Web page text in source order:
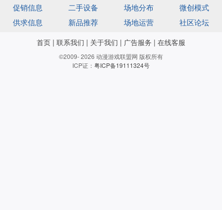
促销信息
二手设备 场地分布
微创模式
供求信息
新品推荐 场地运营 社区论坛
首页 | 联系我们 | 关于我们 | 广告服务 | 在线客服
©2009- 2026 动漫游戏联盟网 版权所有
ICP证： 粤ICP备19111324号